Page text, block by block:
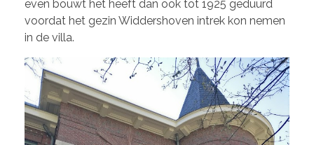
even bouwt het heeft dan ook tot 1925 geduurd
voordat het gezin Widdershoven intrek kon nemen
in de villa.